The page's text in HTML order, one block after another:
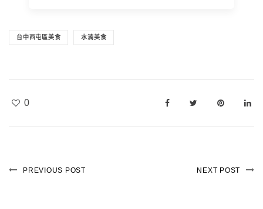
台中西屯區美食 水湳美食
0
PREVIOUS POST NEXT POST